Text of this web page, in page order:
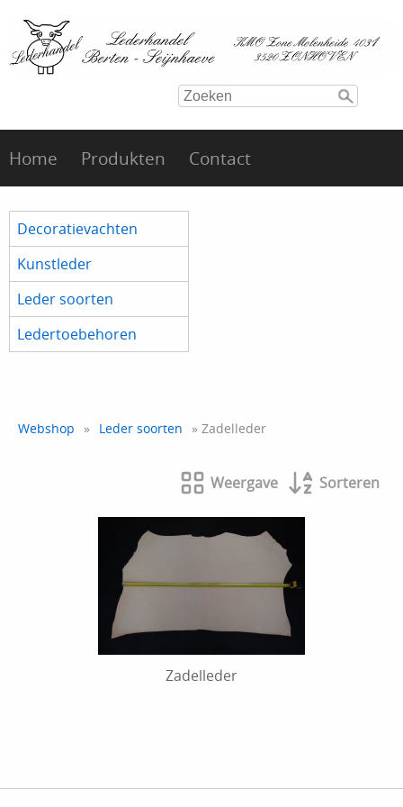
Home Produkten Contact
Decoratievachten
Kunstleder
Leder soorten
Ledertoebehoren
Webshop » Leder soorten » Zadelleder
Weergave Sorteren
Zadelleder